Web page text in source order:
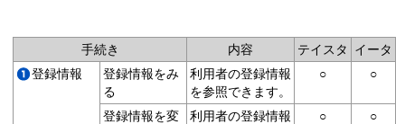
手続き 内容 テイスタ
イータ
登録情報
登録情報をみ
る
利用者の登録情報
を参照できます。
○ ○
登録情報を変
利用者の登録情報
○ ○